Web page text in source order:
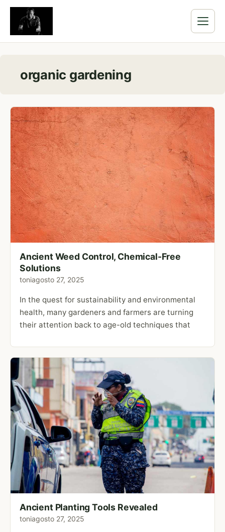
organic gardening
Ancient Weed Control, Chemical-Free
Solutions
toniagosto 27, 2025
In the quest for sustainability and environmental
health, many gardeners and farmers are turning
their attention back to age-old techniques that
Ancient Planting Tools Revealed
toniagosto 27, 2025